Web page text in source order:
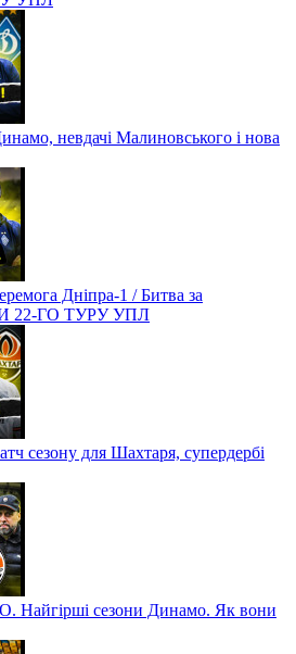
невдачі Малиновського і нова
Дніпра-1 / Битва за
22-ГО ТУРУ УПЛ
сезону для Шахтаря, супердербі
сезони Динамо. Як вони